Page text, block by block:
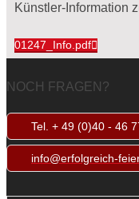
Künstler-Information
01247_Info.pdf
NOCH FRAGEN?
Tel. + 49 (0)40 - 46
info@erfolgreich-